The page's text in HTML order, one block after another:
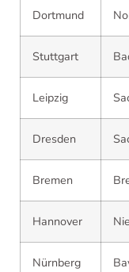
Dortmund
Stuttgart
Leipzig
Dresden
Bremen
Hannover
Nürnberg